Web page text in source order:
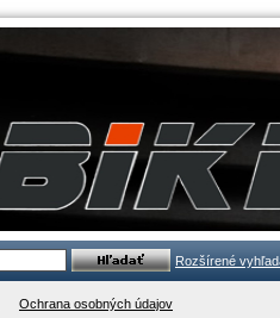
Rozšírené
Ochrana osobných údajov